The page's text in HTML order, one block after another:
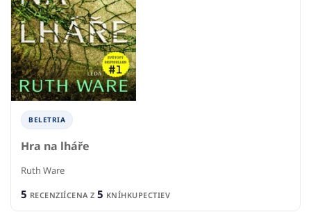
BELETRIA
Hra na lháře
Ruth Ware
5 RECENZIÍCENA Z 5 KNÍHKUPECTIEV